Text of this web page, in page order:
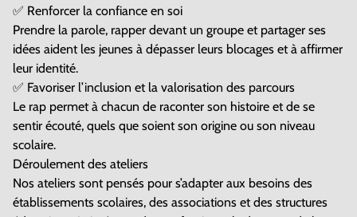
✅ Renforcer la confiance en soi
Prendre la parole, rapper devant un groupe et partager ses
idées aident les jeunes à dépasser leurs blocages et à affirmer
leur identité.
✅ Favoriser l’inclusion et la valorisation des parcours
Le rap permet à chacun de raconter son histoire et de se
sentir écouté, quels que soient son origine ou son niveau
scolaire.
Déroulement des ateliers
Nos ateliers sont pensés pour s’adapter aux besoins des
établissements scolaires, des associations et des structures